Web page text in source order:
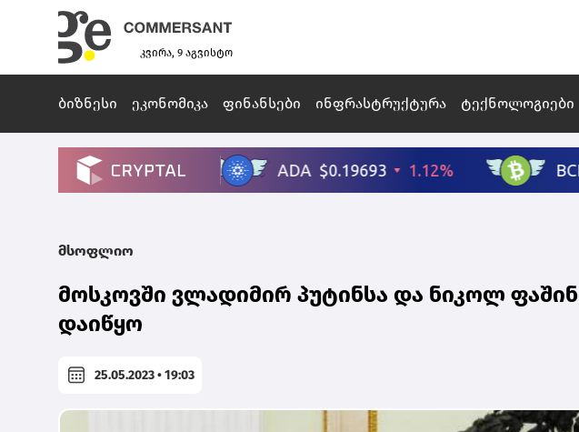
კვირა, 9 აგვისტო
ბიზნესი ეკონომიკა ფინანსები ინფრასტრუქტურა ტექნოლოგიები
მსოფლიო
მოსკოვში ვლადიმირ პუტინსა და ნიკოლ
დაიწყო
25.05.2023 • 19:03